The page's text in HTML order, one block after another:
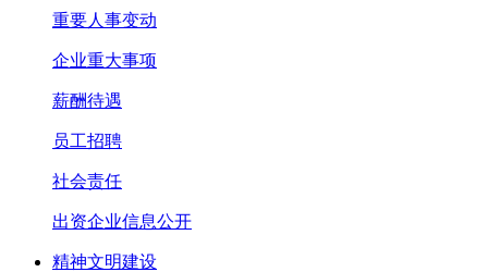
重要人事变动
企业重大事项
薪酬待遇
员工招聘
社会责任
出资企业信息公开
精神文明建设